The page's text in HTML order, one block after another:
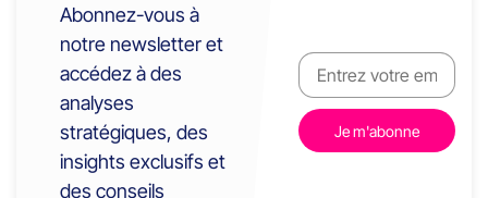
Abonnez-vous à
notre newsletter et
accédez à des
analyses
stratégiques, des
insights exclusifs et
des conseils